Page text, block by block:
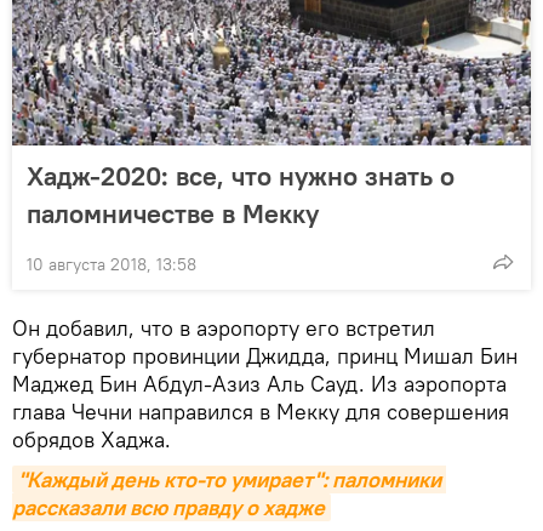
Хадж-2020: все, что нужно знать о
паломничестве в Мекку
10 августа 2018, 13:58
Он добавил, что в аэропорту его встретил
губернатор провинции Джидда, принц Мишал Бин
Маджед Бин Абдул-Азиз Аль Сауд. Из аэропорта
глава Чечни направился в Мекку для совершения
обрядов Хаджа.
"Каждый день кто-то умирает": паломники
рассказали всю правду о хадже